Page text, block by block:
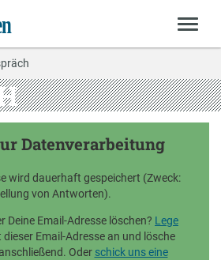
Datenverarbeitung
wird dauerhaft gespeichert (Zweck:
von Antworten).
Deine Email-Adresse löschen? Lege
dieser Email-Adresse an und lösche
Oder schick uns eine